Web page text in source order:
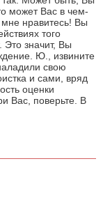
может Вас в чем-
нравитесь! Вы
того
Это значит, Вы
Ю., извините
свою
и сами, вряд
оценки
Вас, поверьте. В